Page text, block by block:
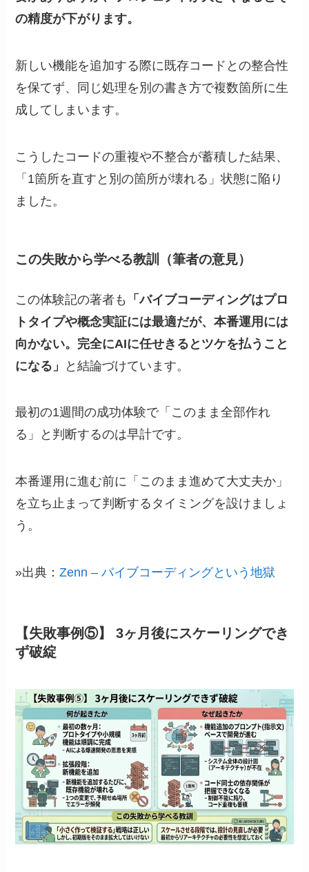
の精度が下がります。
新しい機能を追加する際に既存コードとの整合性
を保てず、同じ処理を別の書き方で複数箇所に生
成してしまいます。
こうしたコードの重複や不整合が蓄積した結果、
「1箇所を直すと別の箇所が壊れる」状態に陥り
ました。
この失敗から学べる教訓（筆者の意見）
この体験記の著者も
「バイブコーディングはプロ
トタイプや概念実証には最適だが、本番運用には
向かない。完全にAIに任せきるとツケを払うこと
になる」
と結論づけています。
最初の1週間の成功体験で「このまま全部作れ
る」と判断するのは早計です。
本番運用に進む前に「このまま進めて大丈夫か」
を立ち止まって判断するタイミングを設けましょ
う。
»出典：Zenn – バイブコーディングという地獄
【失敗事例⑤】 3ヶ月後にスケーリングでき
ず破綻